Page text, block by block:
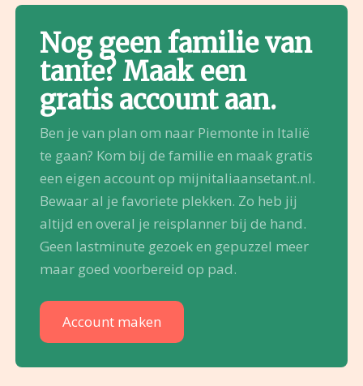
Nog geen familie van
tante? Maak een
gratis account aan.
Ben je van plan om naar Piemonte in Italië
te gaan? Kom bij de familie en maak gratis
een eigen account op mijnitaliaansetant.nl.
Bewaar al je favoriete plekken. Zo heb jij
altijd en overal je reisplanner bij de hand.
Geen lastminute gezoek en gepuzzel meer
maar goed voorbereid op pad.
Account maken